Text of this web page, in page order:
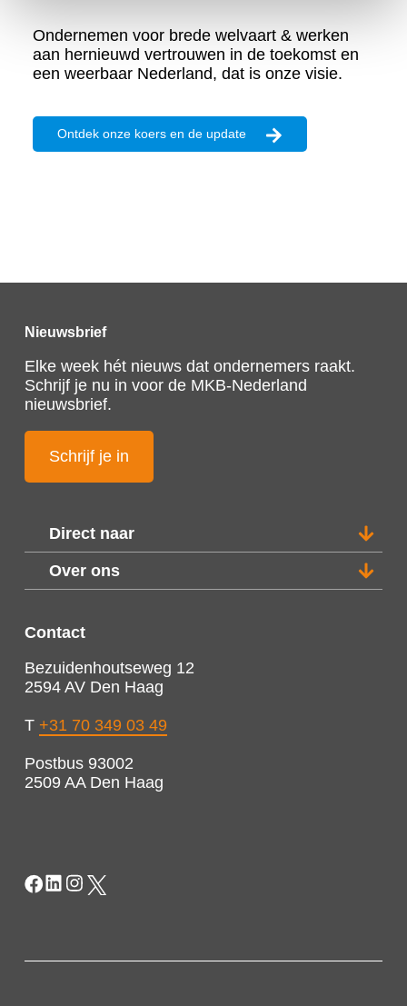
Ondernemen voor brede welvaart & werken
aan hernieuwd vertrouwen in de toekomst en
een weerbaar Nederland, dat is onze visie.
Ontdek onze koers en de update
Nieuwsbrief
Elke week hét nieuws dat ondernemers raakt.
Schrijf je nu in voor de MKB-Nederland
nieuwsbrief.
Schrijf je in
Direct naar
Over ons
Contact
Bezuidenhoutseweg 12
2594 AV Den Haag
T +31 70 349 03 49
Postbus 93002
2509 AA Den Haag